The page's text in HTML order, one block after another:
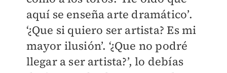
aquí se enseña arte dramático’.
‘¿Que si quiero ser artista? Es mi
mayor ilusión’. ‘¿Que no podré
llegar a ser artista?’, lo debías